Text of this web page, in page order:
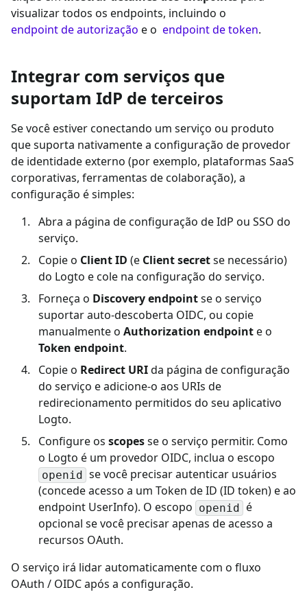
visualizar todos os endpoints, incluindo o
endpoint de autorização e o endpoint de token.
Integrar com serviços que
suportam IdP de terceiros
Se você estiver conectando um serviço ou produto
que suporta nativamente a configuração de provedor
de identidade externo (por exemplo, plataformas SaaS
corporativas, ferramentas de colaboração), a
configuração é simples:
Abra a página de configuração de IdP ou SSO do
serviço.
Copie o Client ID (e Client secretse necessário)
do Logto e cole na configuração do serviço.
Forneça o Discovery endpointse o serviço
suportar auto-descoberta OIDC, ou copie
manualmente o Authorization endpointe o
Token endpoint.
Copie o Redirect URIda página de configuração
do serviço e adicione-o aos URIs de
redirecionamento permitidos do seu aplicativo
Logto.
Configure os scopesse o serviço permitir. Como
o Logto é um provedor OIDC, inclua o escopo
openid se você precisar autenticar usuários
(concede acesso a um Token de ID (ID token) e ao
endpoint UserInfo). O escopo openid é
opcional se você precisar apenas de acesso a
recursos OAuth.
O serviço irá lidar automaticamente com o fluxo
OAuth / OIDC após a configuração.